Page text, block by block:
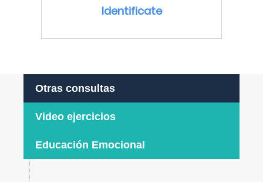
Identificate
Otras consultas
Video ejercicios
Educación Emocional